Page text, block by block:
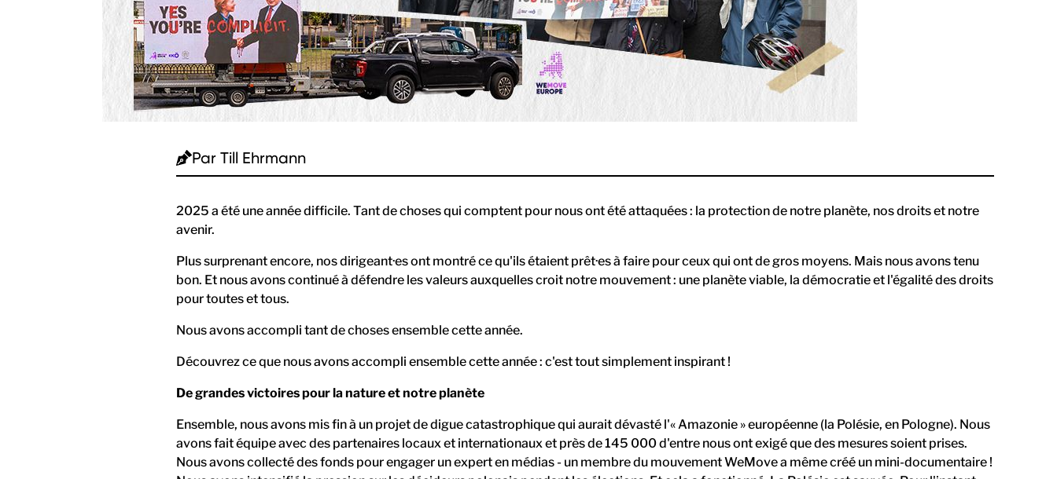
Par Till Ehrmann
2025 a été une année difficile. Tant de choses qui comptent pour nous ont été attaquées : la protection de notre planète, nos droits et notre
avenir.
Plus surprenant encore, nos dirigeant·es ont montré ce qu'ils étaient prêt·es à faire pour ceux qui ont de gros moyens. Mais nous avons tenu
bon. Et nous avons continué à défendre les valeurs auxquelles croit notre mouvement : une planète viable, la démocratie et l'égalité des droits
pour toutes et tous.
Nous avons accompli tant de choses ensemble cette année.
Découvrez ce que nous avons accompli ensemble cette année : c'est tout simplement inspirant !
De grandes victoires pour la nature et notre planète
Ensemble, nous avons mis fin à un projet de digue catastrophique qui aurait dévasté l'« Amazonie » européenne (la Polésie, en Pologne). Nous
avons fait équipe avec des partenaires locaux et internationaux et près de 145 000 d'entre nous ont exigé que des mesures soient prises.
Nous avons collecté des fonds pour engager un expert en médias - un membre du mouvement WeMove a même créé un mini-documentaire !